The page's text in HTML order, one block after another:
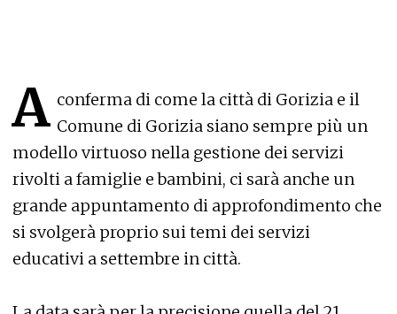
A conferma di come la città di Gorizia e il
Comune di Gorizia siano sempre più un
modello virtuoso nella gestione dei servizi
rivolti a famiglie e bambini, ci sarà anche un
grande appuntamento di approfondimento che
si svolgerà proprio sui temi dei servizi
educativi a settembre in città.